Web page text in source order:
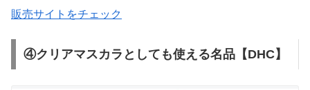
販売サイトをチェック
④クリアマスカラとしても使える名品【DHC】